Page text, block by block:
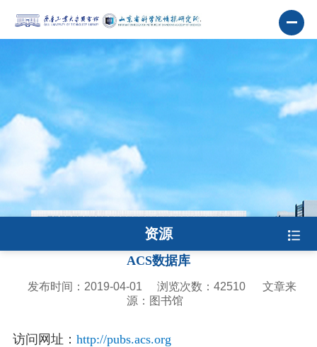
资源
ACS数据库
发布时间：2019-04-01 浏览次数： 42510
文章来
源：图书馆
访问网址： http://pubs.acs.org